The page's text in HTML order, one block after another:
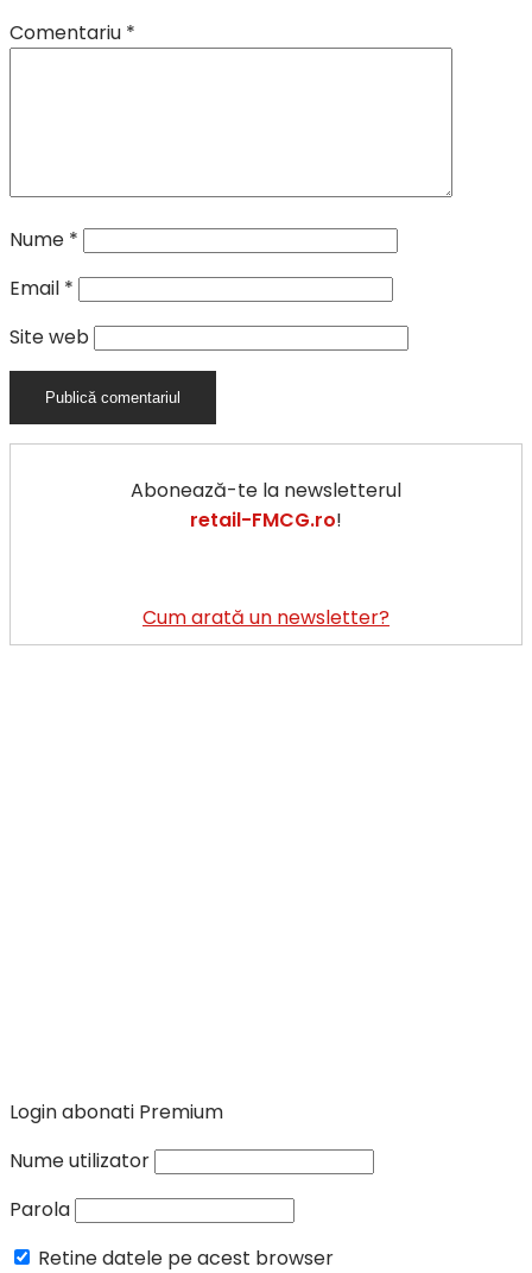
Comentariu *
Nume *
Email *
Site web
Abonează-te la newsletterul
retail-FMCG.ro!
Cum arată un newsletter?
Login abonati Premium
Nume utilizator
Parola
Retine datele pe acest browser